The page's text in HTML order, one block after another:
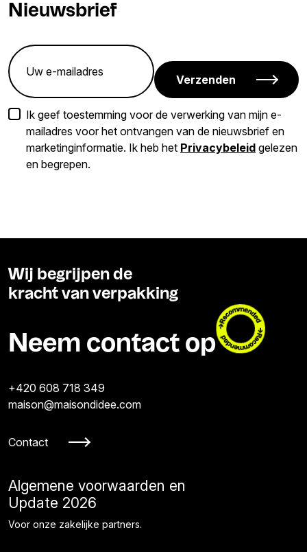
Nieuwsbrief
Verzenden
Ik geef toestemming voor de verwerking van mijn e-
mailadres voor het ontvangen van de nieuwsbrief en
marketinginformatie. Ik heb het Privacybeleid gelezen
en begrepen.
Wij begrijpen de
kracht van verpakking
Neem contact op
+420 608 718 349
maison@maisondidee.com
Contact
Algemene voorwaarden en
Update 2026
Voor onze zakelijke partners.